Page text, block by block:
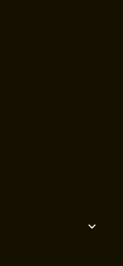
